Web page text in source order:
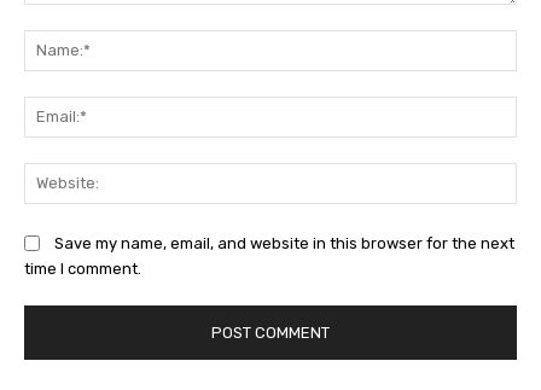
Save my name, email, and website in this browser for the next
time I comment.